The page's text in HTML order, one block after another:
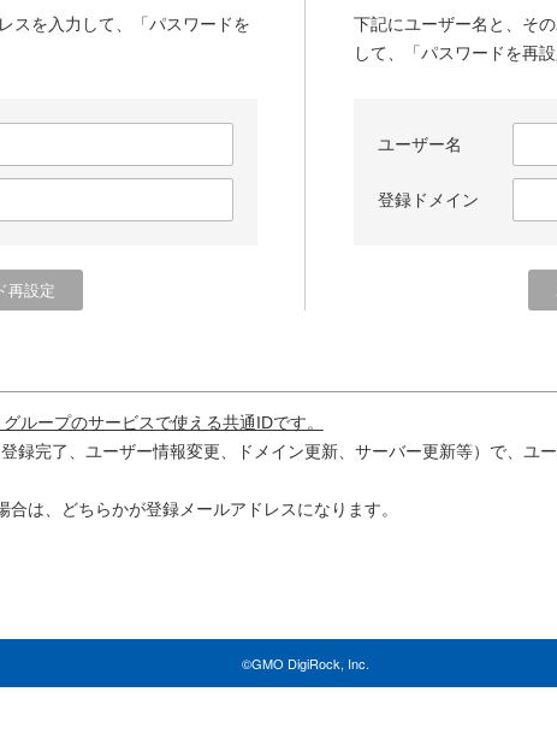
スを入力して、「パスワードを
下記にユーザー名と、そ
して、「パスワードを再
ユーザー名
登録ドメイン
ループのサービスで使える共通IDです。
録完了、ユーザー情報変更、ドメイン更新、サーバー更新等）で、ユ
は、どちらかが登録メールアドレスになります。
©GMO DigiRock, Inc.